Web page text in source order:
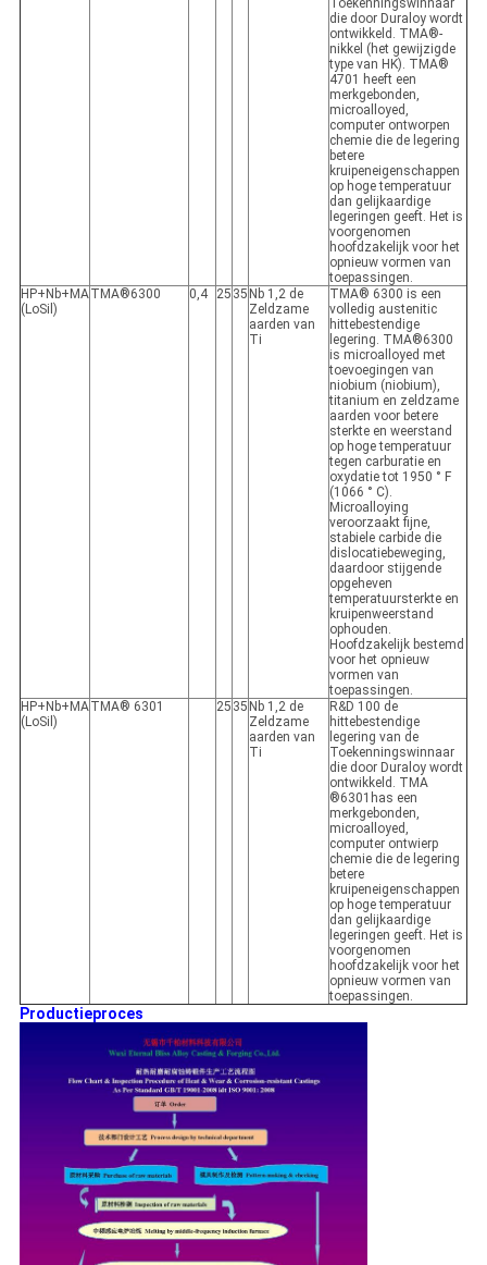
Toekenningswinnaar
die door Duraloy wordt
ontwikkeld. TMA®-
nikkel (het gewijzigde
type van HK). TMA®
4701 heeft een
merkgebonden,
microalloyed,
computer ontworpen
chemie die de legering
betere
kruipeneigenschappen
op hoge temperatuur
dan gelijkaardige
legeringen geeft. Het is
voorgenomen
hoofdzakelijk voor het
opnieuw vormen van
toepassingen.
HP+Nb+MA
(LoSil)
TMA®6300 0,4 25 35 Nb 1,2 de
Zeldzame
aarden van
Ti
TMA® 6300 is een
volledig austenitic
hittebestendige
legering. TMA®6300
is microalloyed met
toevoegingen van
niobium (niobium),
titanium en zeldzame
aarden voor betere
sterkte en weerstand
op hoge temperatuur
tegen carburatie en
oxydatie tot 1950 ° F
(1066 ° C).
Microalloying
veroorzaakt fijne,
stabiele carbide die
dislocatiebeweging,
daardoor stijgende
opgeheven
temperatuursterkte en
kruipenweerstand
ophouden.
Hoofdzakelijk bestemd
voor het opnieuw
vormen van
toepassingen.
HP+Nb+MA
(LoSil)
TMA® 6301 25 35 Nb 1,2 de
Zeldzame
aarden van
Ti
R&D 100 de
hittebestendige
legering van de
Toekenningswinnaar
die door Duraloy wordt
ontwikkeld. TMA
®6301has een
merkgebonden,
microalloyed,
computer ontwierp
chemie die de legering
betere
kruipeneigenschappen
op hoge temperatuur
dan gelijkaardige
legeringen geeft. Het is
voorgenomen
hoofdzakelijk voor het
opnieuw vormen van
toepassingen.
Productieproces